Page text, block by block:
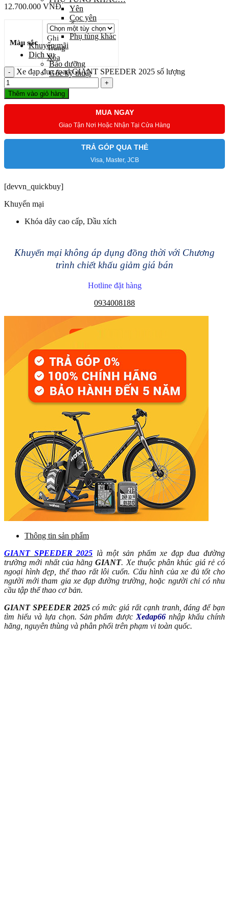
Yên
Cọc yên
Ổ bi
Phụ tùng khác
Khuyến mãi
Dịch vụ
Bảo dưỡng
Góc kỹ thuật
Liên hệ
Giỏ hàng
Chưa có sản phẩm trong giỏ hàng.
12.700.000 VNĐ
Màu sắc
Ghi
Trắng
Xóa
Xe đạp đua road GIANT SPEEDER 2025 số lượng
Thêm vào giỏ hàng
MUA NGAY
Giao Tận Nơi Hoặc Nhận Tại Cửa Hàng
TRẢ GÓP QUA THẺ
Visa, Master, JCB
[devvn_quickbuy]
Khuyến mại
Khóa dây cao cấp, Dầu xích
Khuyến mại không áp dụng đồng thời với Chương
trình chiết khấu giảm giá bán
Hotline đặt hàng
0934008188
Thông tin sản phẩm
GIANT SPEEDER 2025 là một sản phẩm xe đạp đua đường
trường mới nhất của hãngGIANT. Xe thuộc phân khúc giá rẻ có
ngoại hình đẹp, thể thao rất lôi cuốn. Cấu hình của xe đủ tốt cho
người mới tham gia xe đạp đường trường, hoặc người chỉ có nhu
cầu tập thể thao cơ bản.
GIANT SPEEDER 2025có mức giá rất cạnh tranh, đáng để bạn
tìm hiểu và lựa chọn. Sản phẩm đượcXedap66 nhập khẩu chính
hãng, nguyên thùng và phân phối trên phạm vi toàn quốc.